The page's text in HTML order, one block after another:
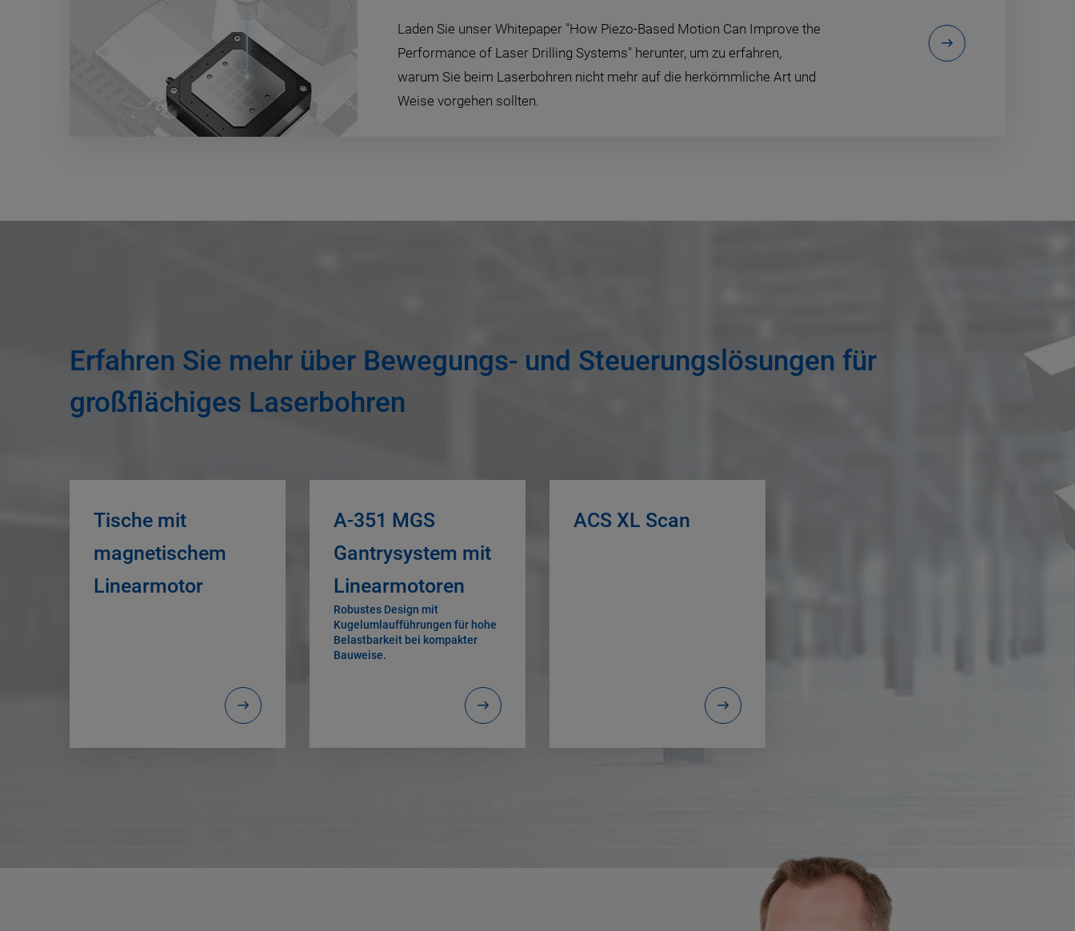
Laden Sie unser Whitepaper "How Piezo-Based Motion Can Improve the
Performance of Laser Drilling Systems" herunter, um zu erfahren,
warum Sie beim Laserbohren nicht mehr auf die herkömmliche Art und
Weise vorgehen sollten.
Erfahren Sie mehr über Bewegungs- und Steuerungslösungen für
großflächiges Laserbohren
Tische mit
magnetischem
Linearmotor
A-351 MGS
Gantrysystem mit
Linearmotoren
Robustes Design mit
Kugelumlaufführungen für hohe
Belastbarkeit bei kompakter
Bauweise.
ACS XL Scan